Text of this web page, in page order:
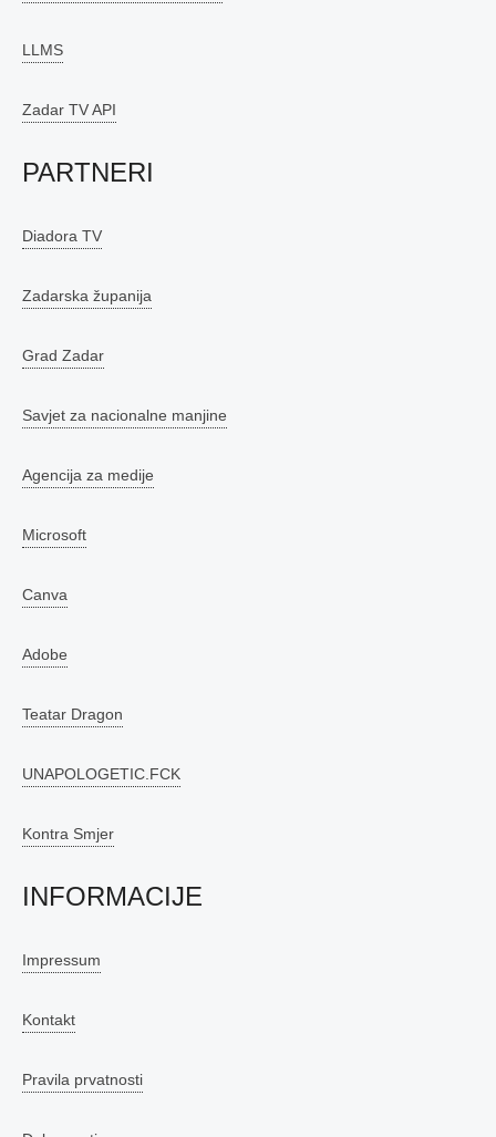
LLMS
Zadar TV API
PARTNERI
Diadora TV
Zadarska županija
Grad Zadar
Savjet za nacionalne manjine
Agencija za medije
Microsoft
Canva
Adobe
Teatar Dragon
UNAPOLOGETIC.FCK
Kontra Smjer
INFORMACIJE
Impressum
Kontakt
Pravila prvatnosti